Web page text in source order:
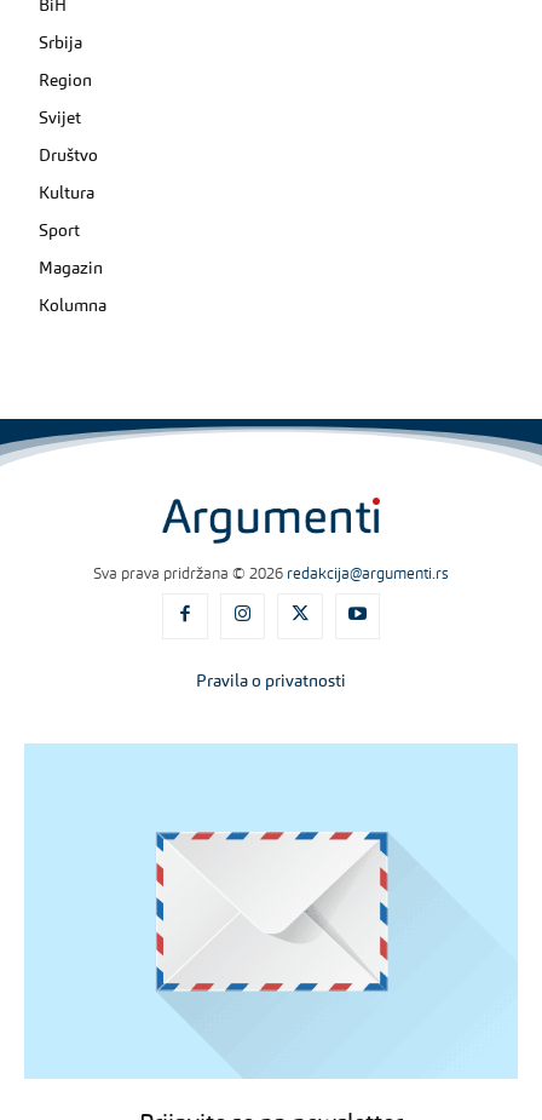
BiH
Srbija
Region
Svijet
Društvo
Kultura
Sport
Magazin
Kolumna
Sva prava pridržana © 2026 redakcija@argumenti.rs
Pravila o privatnosti